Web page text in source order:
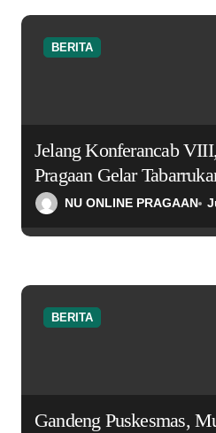
BERITA
Jelang Konferancab
Pragaan Gelar
Muassis NU Jawa Timur
NU ONLINE PRAGAAN
BERITA
Gandeng Puskesmas,